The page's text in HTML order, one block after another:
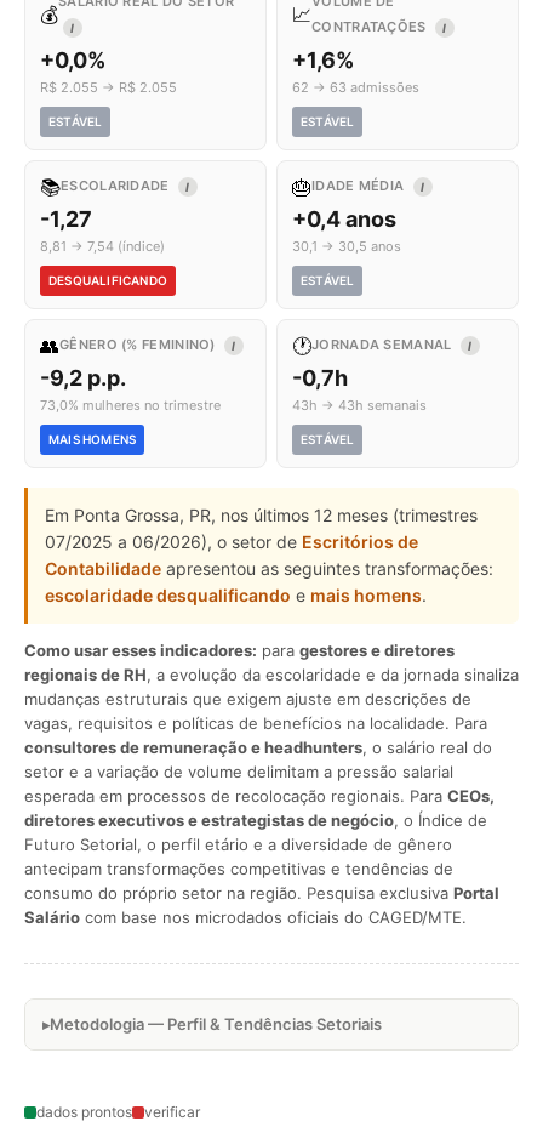
💰
I
+0,0%
R$ 2.055 → R$ 2.055
ESTÁVEL
📈CONTRATAÇÕES
I
+1,6%
62 → 63 admissões
ESTÁVEL
📚ESCOLARIDADE I
-1,27
8,81 → 7,54 (índice)
DESQUALIFICANDO
🎂IDADE MÉDIA I
+0,4 anos
30,1 → 30,5 anos
ESTÁVEL
👥GÊNERO (% FEMININO) I
-9,2 p.p.
73,0% mulheres no trimestre
MAIS HOMENS
🕐JORNADA SEMANAL I
-0,7h
43h → 43h semanais
ESTÁVEL
Em Ponta Grossa, PR, nos últimos 12 meses (trimestres
07/2025 a 06/2026), o setor de Escritórios de
Contabilidade apresentou as seguintes transformações:
escolaridade desqualificando e mais homens.
Como usar esses indicadores: para gestores e diretores
regionais de RH, a evolução da escolaridade e da jornada sinaliza
mudanças estruturais que exigem ajuste em descrições de
vagas, requisitos e políticas de benefícios na localidade. Para
consultores de remuneração e headhunters, o salário real do
setor e a variação de volume delimitam a pressão salarial
esperada em processos de recolocação regionais. Para CEOs,
diretores executivos e estrategistas de negócio, o Índice de
Futuro Setorial, o perfil etário e a diversidade de gênero
antecipam transformações competitivas e tendências de
consumo do próprio setor na região. Pesquisa exclusiva Portal
Salário com base nos microdados oficiais do CAGED/MTE.
Metodologia — Perfil & Tendências Setoriais
dados prontos verificar